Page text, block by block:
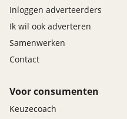
Inloggen adverteerders
Ik wil ook adverteren
Samenwerken
Contact
Voor consumenten
Keuzecoach